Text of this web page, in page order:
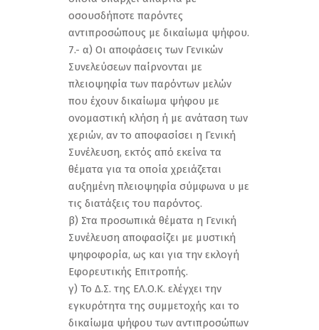
οσουσδήποτε παρόντες
αντιπροσώπους με δικαίωμα ψήφου.
7.- α) Οι αποφάσεις των Γενικών
Συνελεύσεων παίρνονται με
πλειοψηφία των παρόντων μελών
που έχουν δικαίωμα ψήφου με
ονομαστική κλήση ή με ανάταση των
χεριών, αν το αποφασίσει η Γενική
Συνέλευση, εκτός από εκείνα τα
θέματα για τα οποία χρειάζεται
αυξημένη πλειοψηφία σύμφωνα υ με
τις διατάξεις του παρόντος.
β) Στα προσωπικά θέματα η Γενική
Συνέλευση αποφασίζει με μυστική
ψηφοφορία, ως και για την εκλογή
Εφορευτικής Επιτροπής.
γ) Το Δ.Σ. της ΕΛ.Ο.Κ. ελέγχει την
εγκυρότητα της συμμετοχής και το
δικαίωμα ψήφου των αντιπροσώπων